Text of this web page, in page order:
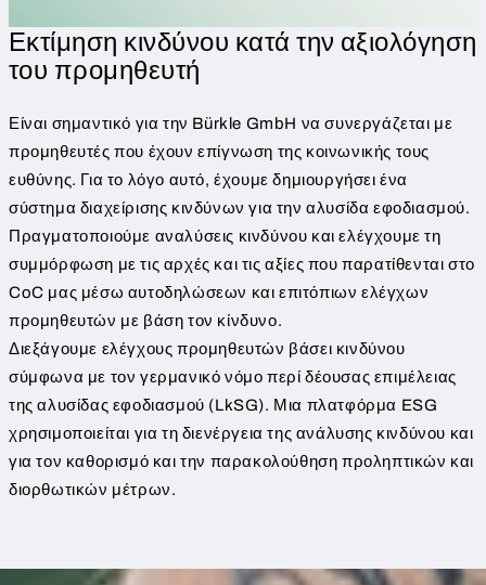
Εκτίμηση κινδύνου κατά την αξιολόγηση
του προμηθευτή
Είναι σημαντικό για την Bürkle GmbH να συνεργάζεται με
προμηθευτές που έχουν επίγνωση της κοινωνικής τους
ευθύνης. Για το λόγο αυτό, έχουμε δημιουργήσει ένα
σύστημα διαχείρισης κινδύνων για την αλυσίδα εφοδιασμού.
Πραγματοποιούμε αναλύσεις κινδύνου και ελέγχουμε τη
συμμόρφωση με τις αρχές και τις αξίες που παρατίθενται στο
CoC μας μέσω αυτοδηλώσεων και επιτόπιων ελέγχων
προμηθευτών με βάση τον κίνδυνο.
Διεξάγουμε ελέγχους προμηθευτών βάσει κινδύνου
σύμφωνα με τον γερμανικό νόμο περί δέουσας επιμέλειας
της αλυσίδας εφοδιασμού (LkSG). Μια πλατφόρμα ESG
χρησιμοποιείται για τη διενέργεια της ανάλυσης κινδύνου και
για τον καθορισμό και την παρακολούθηση προληπτικών και
διορθωτικών μέτρων.